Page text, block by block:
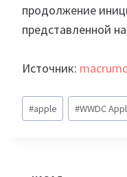
продолжение
представленной
Источник:
Метки
записи:
#apple #WWDC